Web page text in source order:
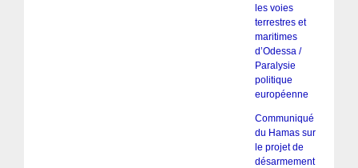
les voies
terrestres et
maritimes
d’Odessa /
Paralysie
politique
européenne
Communiqué
du Hamas sur
le projet de
désarmement